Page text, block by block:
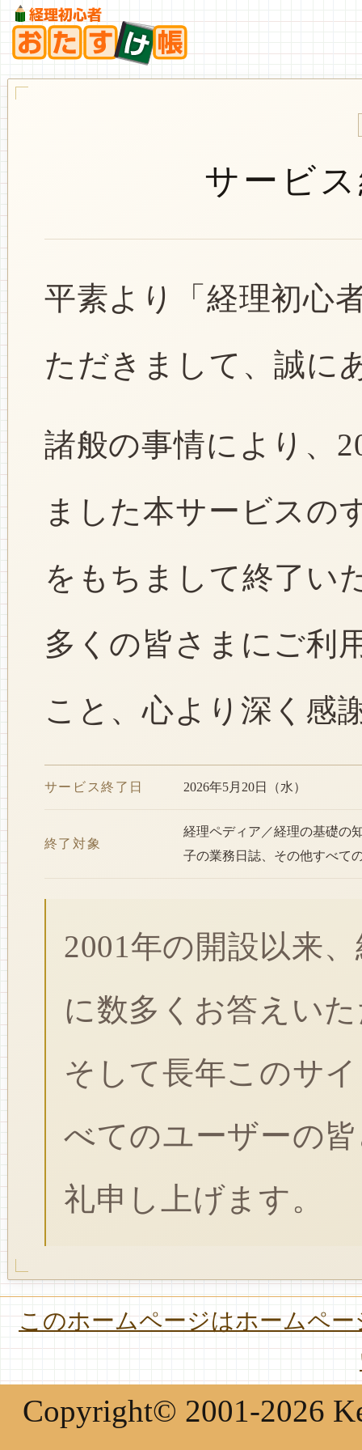
サービ
平素より「経理初心
ただきまして、誠に
諸般の事情により、
ました本サービスの
をもちまして終了い
多くの皆さまにご利
こと、心より深く感
サービス終了日 2026年5月20日（水）
終了対象
経理ペディア／経理の基礎の
子の業務日誌、その他すべて
2001年の開設以来
に数多くお答えい
そして長年このサ
べてのユーザーの
礼申し上げます。
このホームページはホームペ
Copyright© 2001-2026